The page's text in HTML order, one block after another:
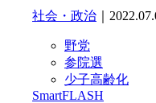
社会・政治 ｜
野党
参院選
少子高齢化
SmartFLASH